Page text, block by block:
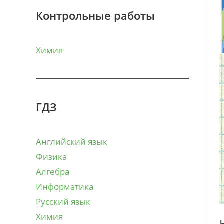
Контрольные работы
Химия
ГДЗ
Английский язык
Физика
Алгебра
Информатика
Русский язык
Химия